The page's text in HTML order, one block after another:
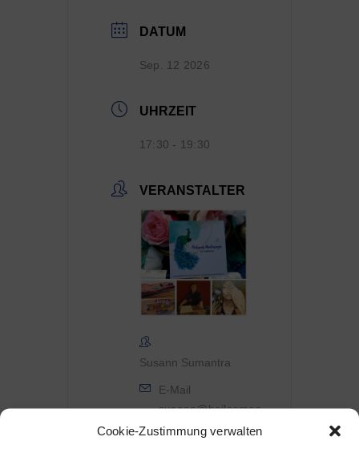
Cookie-Zustimmung verwalten
DATUM
Sep. 12 2026
UHRZEIT
17:30 - 19:30
VERANSTALTER
Susann Sumantra
E-Mail
susann@heilsames-
mantrasingen.de